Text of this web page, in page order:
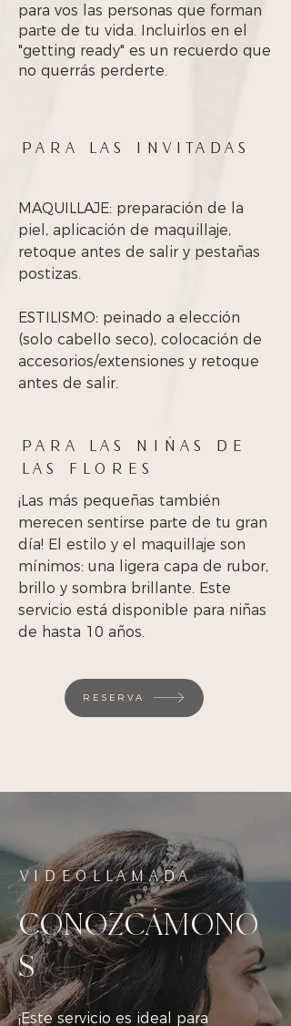
para vos las personas que forman
parte de tu vida. Incluirlos en el
"getting ready" es un recuerdo que
no querrás perderte.
PARA LAS INVITADAS
MAQUILLAJE: preparación de la
piel, aplicación de maquillaje,
retoque antes de salir y pestañas
postizas.
ESTILISMO: peinado a elección
(solo cabello seco), colocación de
accesorios/extensiones y retoque
antes de salir.
PARA LAS NIÑAS DE
LAS FLORES
¡Las más pequeñas también
merecen sentirse parte de tu gran
día! El estilo y el maquillaje son
mínimos: una ligera capa de rubor,
brillo y sombra brillante. Este
servicio está disponible para niñas
de hasta 10 años.
RESERVA
VIDEOLLAMADA
CONOZCÁMONO
S
¡Este servicio es ideal para